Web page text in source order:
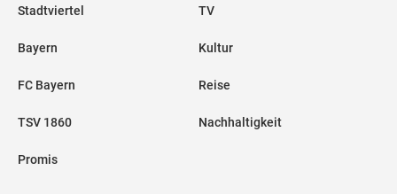
Stadtviertel
Bayern
FC Bayern
TSV 1860
Promis
TV
Kultur
Reise
Nachhaltigkeit